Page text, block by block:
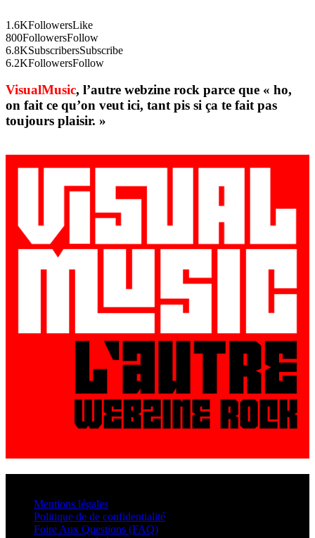
1.6KFollowersLike
800FollowersFollow
6.8KSubscribersSubscribe
6.2KFollowersFollow
VisualMusic, l’autre webzine rock parce que « ho,
on fait ce qu’on veut ici, tant pis si ça te fait pas
toujours plaisir. »
Mentions légales
Politique de de confidentialité
Foire Aux Questions (FAQ)